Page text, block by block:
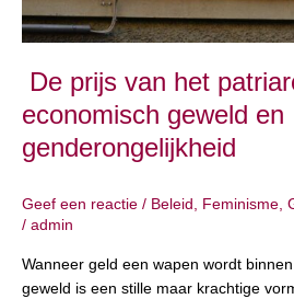
De prijs van het
economisch geweld en
genderongelijkheid
Geef een reactie / Beleid Feminisme
/ admin
Wanneer geld een wapen wordt
geweld is een stille maar krachtige